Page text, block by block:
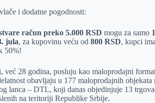
i dodatne pogodnosti:
račun preko 5.000 RSD mogu za samo
jula, za kupovinu veću od800 RSD, kupci
50%!
već 28 godina, posluju kao maloprodajni
obavljaju u 177 maloprodajnih
lanca – DTL, koji danas objedinjuje 13
na teritoriji Republike Srbije.